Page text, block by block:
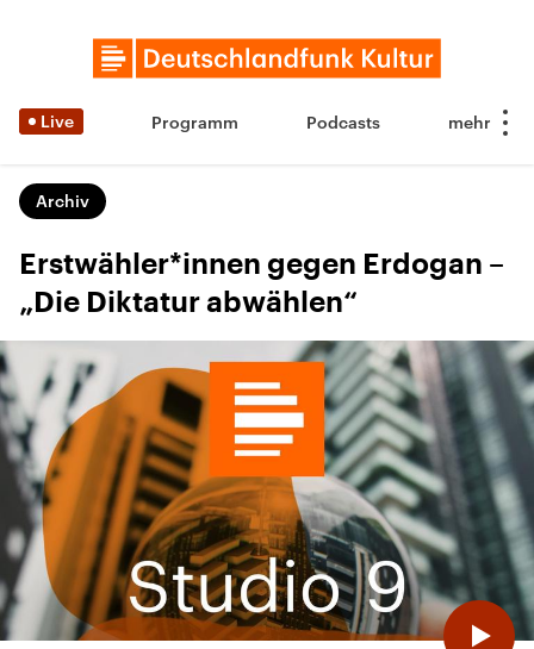
Live Programm Podcasts
Archiv
Erstwähler*innen gegen Erdogan –
„Die Diktatur abwählen“